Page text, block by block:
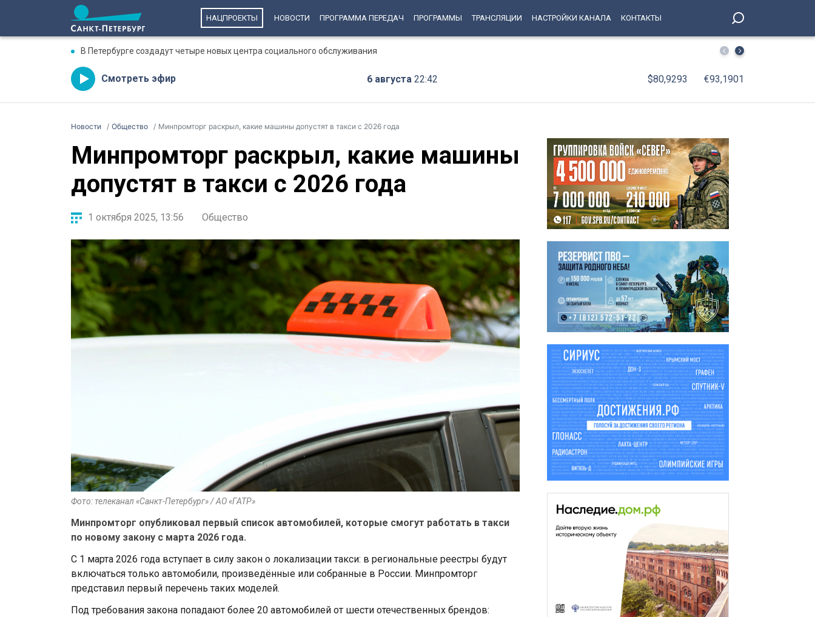
НАЦПРОЕКТЫ НОВОСТИ ПРОГРАММА ПЕРЕДАЧ ПРОГРАММЫ ТРАНСЛЯЦИИ НАСТРОЙКИ КАНАЛА КОНТАКТЫ
В Петербурге создадут четыре новых центра социального обслуживания В Петербурге число легальных машин такси
Смотреть эфир 6 августа 22:42 $80,9293 €93,1901
Новости Общество Минпромторг раскрыл, какие машины допустят в такси с 2026 года
Минпромторг раскрыл, какие машины
допустят в такси с 2026 года
1 октября 2025, 13:56 Общество
Фото: телеканал «Санкт-Петербург» / АО «ГАТР»
Минпромторг опубликовал первый список автомобилей, которые смогут работать в такси
по новому закону с марта 2026 года.
С 1 марта 2026 года вступает в силу закон о локализации такси: в региональные реестры будут
включаться только автомобили, произведённые или собранные в России. Минпромторг
представил первый перечень таких моделей.
Под требования закона попадают более 20 автомобилей от шести отечественных брендов: